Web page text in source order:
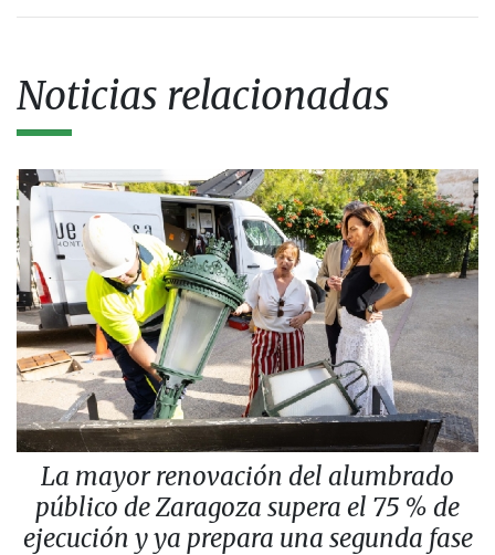
Noticias relacionadas
La mayor renovación del alumbrado
público de Zaragoza supera el 75 % de
ejecución y ya prepara una segunda fase